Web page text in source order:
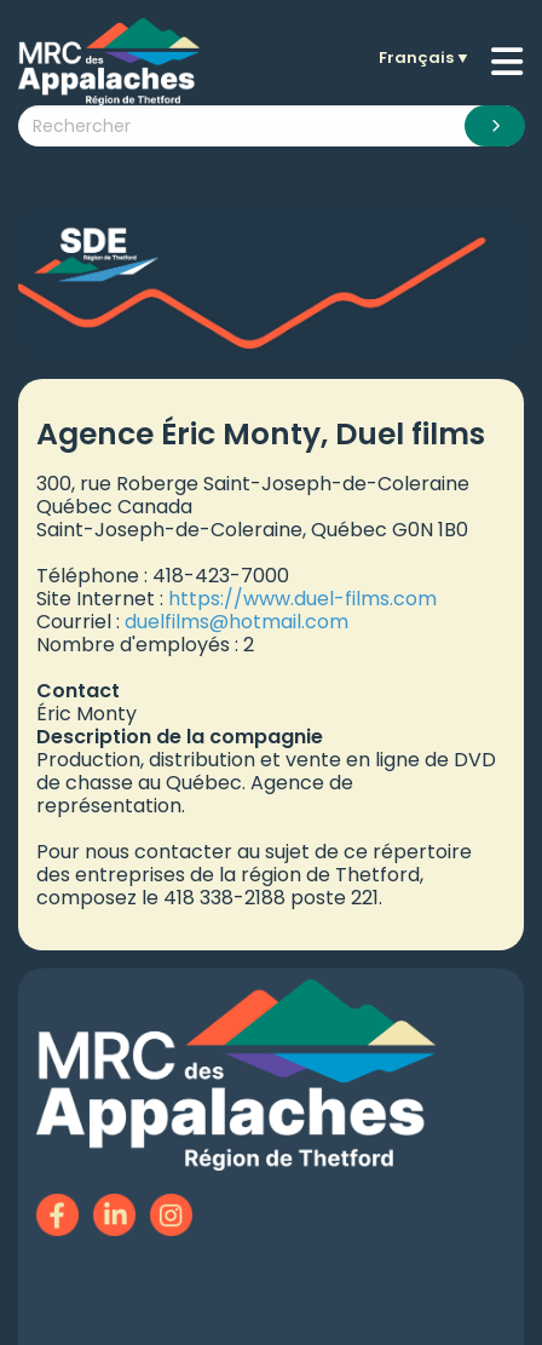
submenu (La MRC )
submenu (Citoyens )
submenu (Nouvelles )
submenu (Documentation )
Français▼
Agence Éric Monty, Duel films
300, rue Roberge Saint-Joseph-de-Coleraine
Québec Canada
Saint-Joseph-de-Coleraine, Québec G0N 1B0
Téléphone : 418-423-7000
Site Internet : https://www.duel-films.com
Courriel : duelfilms@hotmail.com
Nombre d'employés : 2
Contact
Éric Monty
Description de la compagnie
Production, distribution et vente en ligne de DVD
de chasse au Québec. Agence de
représentation.
Pour nous contacter au sujet de ce répertoire
des entreprises de la région de Thetford,
composez le 418 338-2188 poste 221.